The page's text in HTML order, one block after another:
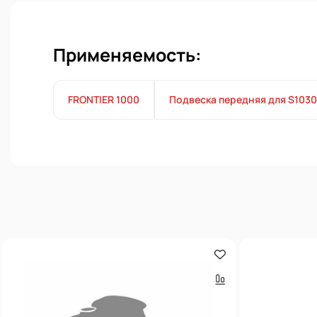
Применяемость:
FRONTIER 1000 Подвеска передняя для